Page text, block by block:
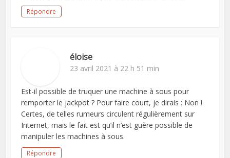
Répondre
éloise
23 avril 2021 à 22 h 51 min
Est-il possible de truquer une machine à sous pour
remporter le jackpot ? Pour faire court, je dirais : Non !
Certes, de telles rumeurs circulent régulièrement sur
Internet, mais le fait est qu’il n’est guère possible de
manipuler les machines à sous.
Répondre